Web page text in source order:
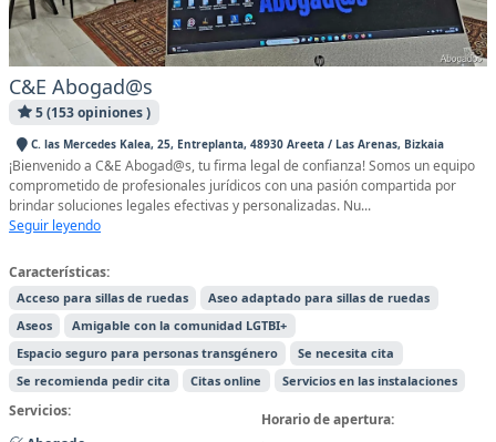
C&E Abogad@s
5 (153 opiniones )
C. las Mercedes Kalea, 25, Entreplanta, 48930 Areeta / Las Arenas, Bizkaia
¡Bienvenido a C&E Abogad@s, tu firma legal de confianza! Somos un equipo
comprometido de profesionales jurídicos con una pasión compartida por
brindar soluciones legales efectivas y personalizadas. Nu...
Seguir leyendo
Características:
Acceso para sillas de ruedas
Aseo adaptado para sillas de ruedas
Aseos
Amigable con la comunidad LGTBI+
Espacio seguro para personas transgénero
Se necesita cita
Se recomienda pedir cita
Citas online Servicios en las instalaciones
Servicios:
Horario de apertura: